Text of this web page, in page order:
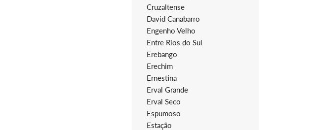
Cruzaltense
David Canabarro
Engenho Velho
Entre Rios do Sul
Erebango
Erechim
Ernestina
Erval Grande
Erval Seco
Espumoso
Estação